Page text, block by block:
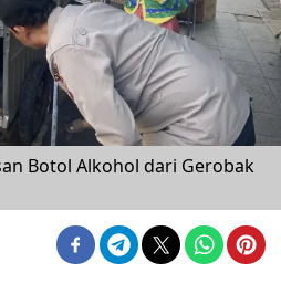
Botol Alkohol dari Gerobak